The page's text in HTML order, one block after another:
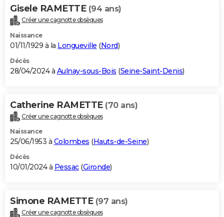
Gisele RAMETTE (94 ans)
Créer une cagnotte obsèques
Naissance
01/11/1929 à la Longueville (Nord)
Décès
28/04/2024 à Aulnay-sous-Bois (Seine-Saint-Denis)
Catherine RAMETTE (70 ans)
Créer une cagnotte obsèques
Naissance
25/06/1953 à Colombes (Hauts-de-Seine)
Décès
10/01/2024 à Pessac(Gironde)
Simone RAMETTE (97 ans)
Créer une cagnotte obsèques